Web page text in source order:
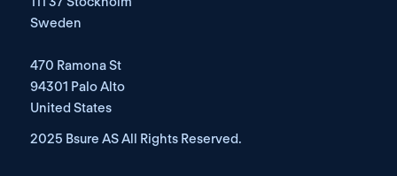
Sweden
470 Ramona St
94301 Palo Alto
United States
2025 Bsure AS All Rights Reserved.